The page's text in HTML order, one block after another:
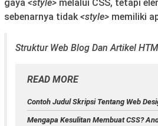
gaya <style> melalui CSS, tetapi
sebenarnya tidak<style> memiliki
Struktur Web Blog Dan Artikel
READ MORE
Contoh Judul Skripsi Tentang Web
Mengapa Kesulitan Membuat CSS?